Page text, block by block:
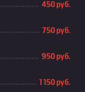
450 руб.
750 руб.
950 руб.
1 150 руб.